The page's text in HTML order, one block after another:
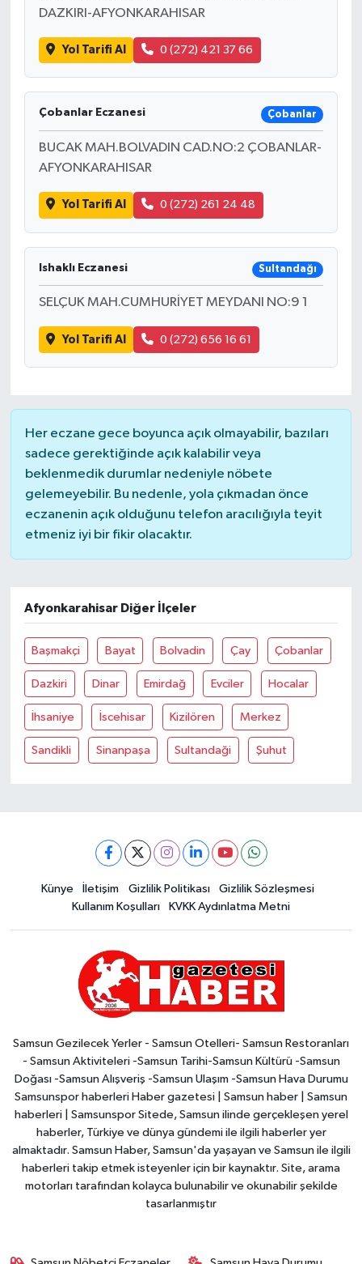
DAZKIRI-AFYONKARAHISAR
Yol Tarifi Al 0 (272) 421 37 66
Çobanlar Eczanesi Çobanlar
BUCAK MAH.BOLVADIN CAD.NO:2 ÇOBANLAR-
AFYONKARAHISAR
Yol Tarifi Al 0 (272) 261 24 48
Ishaklı Eczanesi Sultandağı
SELÇUK MAH.CUMHURİYET MEYDANI NO:9 1
Yol Tarifi Al 0 (272) 656 16 61
Her eczane gece boyunca açık olmayabilir, bazıları
sadece gerektiğinde açık kalabilir veya
beklenmedik durumlar nedeniyle nöbete
gelemeyebilir. Bu nedenle, yola çıkmadan önce
eczanenin açık olduğunu telefon aracılığıyla teyit
etmeniz iyi bir fikir olacaktır.
Afyonkarahisar Diğer İlçeler
Başmakçi Bayat Bolvadin Çay Çobanlar
Dazkiri Dinar Emirdağ Evciler Hocalar
İhsaniye İscehisar Kizilören Merkez
Sandikli Sinanpaşa Sultandaği Şuhut
Künye İletişim Gizlilik Politikası
Gizlilik Sözleşmesi
Kullanım Koşulları
KVKK Aydınlatma Metni
Samsun Gezilecek Yerler - Samsun Otelleri- Samsun Restoranları
- Samsun Aktiviteleri -Samsun Tarihi-Samsun Kültürü -Samsun
Doğası -Samsun Alışveriş -Samsun Ulaşım -Samsun Hava Durumu
Samsunspor haberleri Haber gazetesi | Samsun haber | Samsun
haberleri | Samsunspor Sitede, Samsun ilinde gerçekleşen yerel
haberler, Türkiye ve dünya gündemi ile ilgili haberler yer
almaktadır. Samsun Haber, Samsun'da yaşayan ve Samsun ile ilgili
haberleri takip etmek isteyenler için bir kaynaktır. Site, arama
motorları tarafından kolayca bulunabilir ve okunabilir şekilde
tasarlanmıştır